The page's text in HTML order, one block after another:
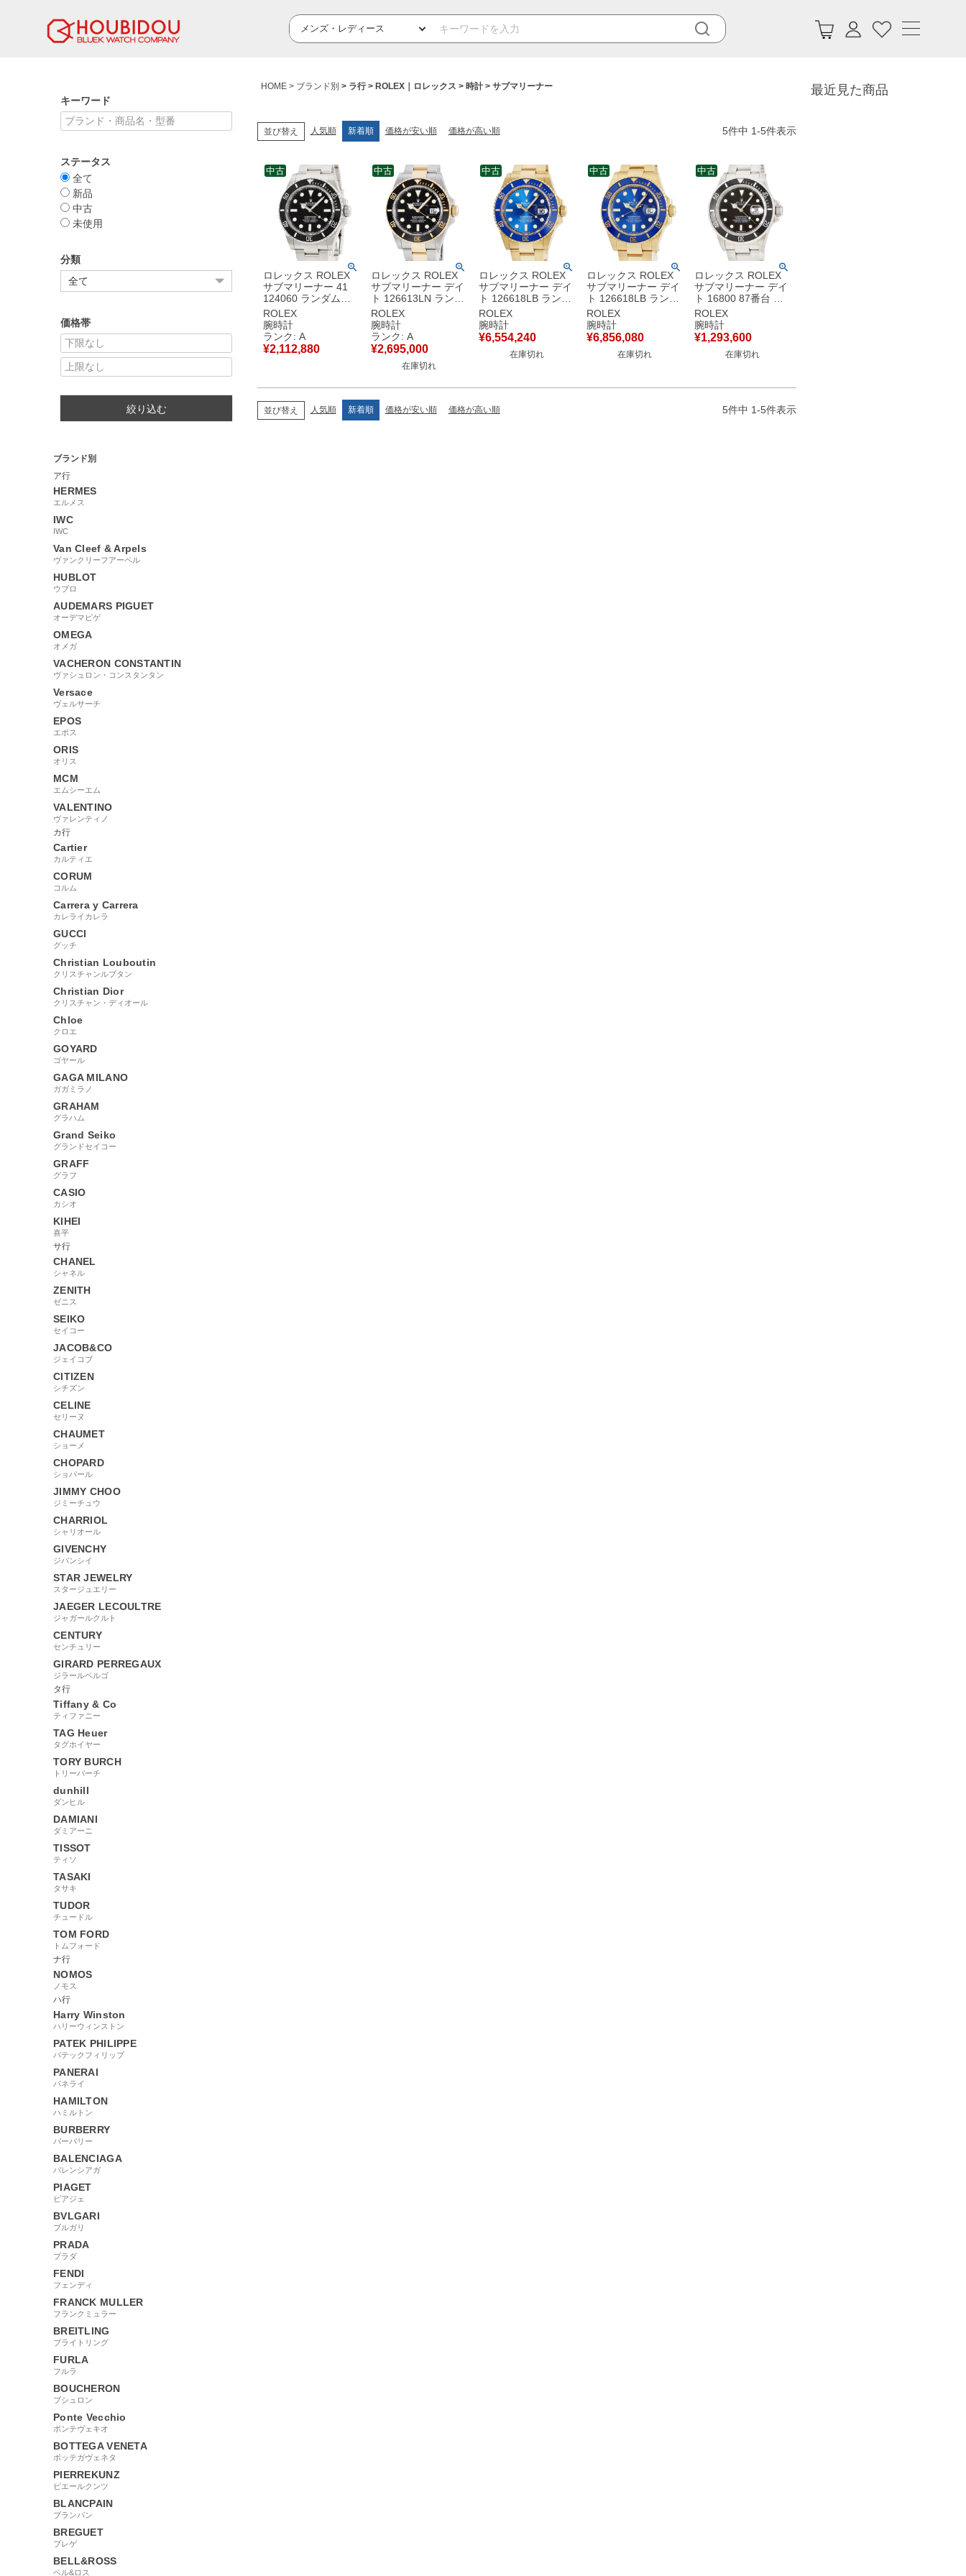
キーワード
ステータス
全て
新品
中古
未使用
分類
価格帯
絞り込む
ブランド別
ア行
HERMES
エルメス
IWC
IWC
Van Cleef & Arpels
ヴァンクリーフアーペル
HUBLOT
ウブロ
AUDEMARS PIGUET
オーデマピゲ
OMEGA
オメガ
VACHERON CONSTANTIN
ヴァシュロン・コンスタンタン
Versace
ヴェルサーチ
EPOS
エポス
ORIS
オリス
MCM
エムシーエム
VALENTINO
ヴァレンティノ
カ行
Cartier
カルティエ
CORUM
コルム
Carrera y Carrera
カレライカレラ
GUCCI
グッチ
Christian Louboutin
クリスチャンルブタン
Christian Dior
クリスチャン・ディオール
Chloe
クロエ
GOYARD
ゴヤール
GAGA MILANO
ガガミラノ
GRAHAM
グラハム
Grand Seiko
グランドセイコー
GRAFF
グラフ
CASIO
カシオ
KIHEI
喜平
サ行
CHANEL
シャネル
ZENITH
ゼニス
SEIKO
セイコー
JACOB&CO
ジェイコブ
CITIZEN
シチズン
CELINE
セリーヌ
CHAUMET
ショーメ
CHOPARD
ショパール
JIMMY CHOO
ジミーチュウ
CHARRIOL
シャリオール
GIVENCHY
ジバンシイ
STAR JEWELRY
スタージュエリー
JAEGER LECOULTRE
ジャガールクルト
CENTURY
センチュリー
GIRARD PERREGAUX
ジラールペルゴ
タ行
Tiffany & Co
ティファニー
TAG Heuer
タグホイヤー
TORY BURCH
トリーバーチ
dunhill
ダンヒル
DAMIANI
ダミアーニ
TISSOT
ティソ
TASAKI
タサキ
TUDOR
チュードル
TOM FORD
トムフォード
ナ行
NOMOS
ノモス
ハ行
Harry Winston
ハリーウィンストン
PATEK PHILIPPE
パテックフィリップ
PANERAI
パネライ
HAMILTON
ハミルトン
BURBERRY
バーバリー
BALENCIAGA
バレンシアガ
PIAGET
ピアジェ
BVLGARI
ブルガリ
PRADA
プラダ
FENDI
フェンディ
FRANCK MULLER
フランクミュラー
BREITLING
ブライトリング
FURLA
フルラ
BOUCHERON
ブシュロン
Ponte Vecchio
ポンテヴェキオ
BOTTEGA VENETA
ボッテガヴェネタ
PIERREKUNZ
ピエールクンツ
BLANCPAIN
ブランパン
BREGUET
ブレゲ
BELL&ROSS
ベル&ロス
HOME ブランド別 ラ行 ROLEX｜ロレックス 時計 サブマリーナー
並び替え 人気順 新着順 価格が安い順 価格が高い順 5件中 1-5件表示
ロレックス ROLEX
サブマリーナー 41
124060 ランダム番
ブラック 黒 逆回転防
止ベゼル ベンツ針 メ
ンズ 腕時計自動巻き
ブラック 【中古】中
古美品
ROLEX
腕時計
ランク: A
¥2,112,880
中古
ロレックス ROLEX
サブマリーナー デイ
ト 126613LN ランダ
ム番 K18YG×SS コ
ンビ ブラック ベンツ
針 メンズ 腕時計自動
巻き ブラック 【中
古】中古美品
ROLEX
腕時計
ランク: A
¥2,695,000
在庫切れ
中古
ロレックス ROLEX
サブマリーナー デイ
ト 126618LB ランダ
ム番 K18YG無垢 ブ
ルー 青サブ ベンツ針
メンズ 腕時計自動巻
き ブルー 【中古】
ROLEX
腕時計
¥6,554,240
在庫切れ
中古
ロレックス ROLEX
サブマリーナー デイ
ト 126618LB ランダ
ム番 K18YG無垢 ブ
ルー 青サブ ベンツ針
メンズ 腕時計自動巻
き ブルー 【中古】
ROLEX
腕時計
¥6,856,080
在庫切れ
中古
ロレックス ROLEX
サブマリーナー デイ
ト 16800 87番台 黒
ブラック オイスター
ブレス ダイバーズ メ
ンズ 腕時計自動巻き
ブラック 【中古】
ROLEX
腕時計
¥1,293,600
在庫切れ
中古
並び替え 人気順 新着順 価格が安い順 価格が高い順 5件中 1-5件表示
最近見た商品